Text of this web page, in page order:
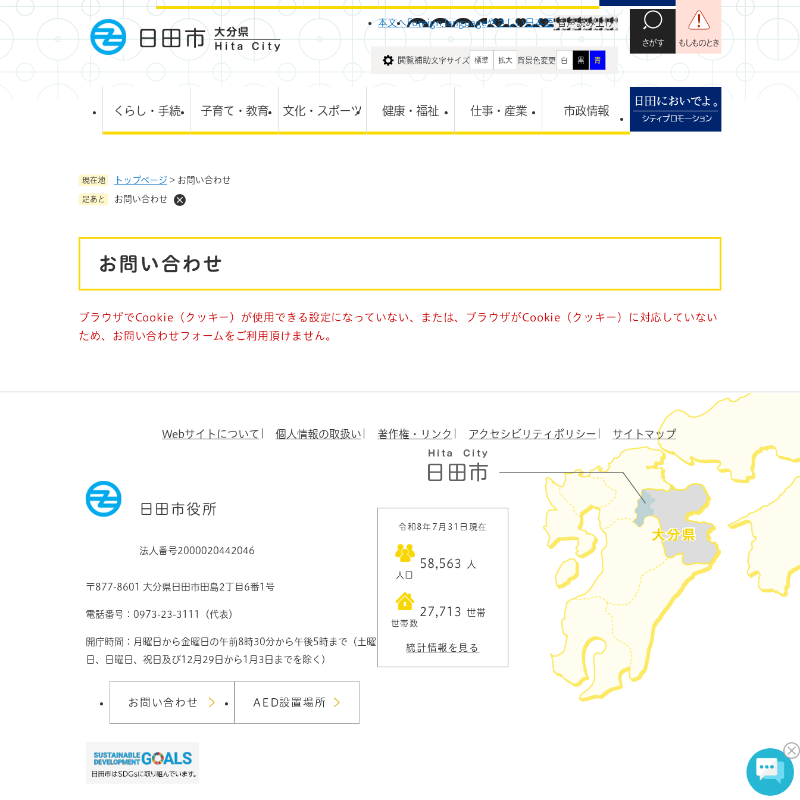
ペ
ー
の
メニューを飛ばして本文へ
本文へForeign languageやさしい日本語 音声読み上げ
閲覧補助文字サイズ 標準 拡大 背景色変更 白 黒 青
さがす もしものとき
くらし・手続 子育て・教育 文化・スポーツ 健康・福祉 仕事・産業 市政情報
現在地 トップページ > お問い合わせ
足あと お問い合わせ
お問い合わせ
ブラウザでCookie（クッキー）が使用できる設定になっていない、または、ブラウザがCookie（クッキー）に対応していない
ため、お問い合わせフォームをご利用頂けません。
Webサイトについて 個人情報の取扱い 著作権・リンク アクセシビリティポリシー サイトマップ
日田市役所
法人番号2000020442046
〒877-8601 大分県日田市田島2丁目6番1号
電話番号：0973-23-3111（代表）
開庁時間：月曜日から金曜日の午前8時30分から午後5時まで（土曜
日、日曜日、祝日及び12月29日から1月3日までを除く）
お問い合わせ AED設置場所
令和8年7月31日現在
人口
58,563 人
世帯数
27,713 世帯
統計情報を見る